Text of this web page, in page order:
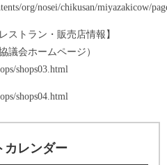
org/nosei/chikusan/miyazakicow/
トラン・販売店情報】
会ホームページ）
shops03.html
shops04.html
カレンダー